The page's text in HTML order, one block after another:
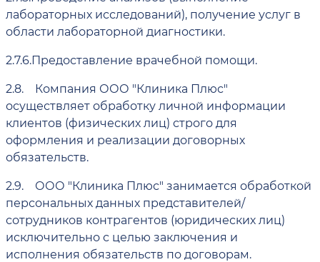
лабораторных исследований), получение услуг в
области лабораторной диагностики.
2.7.6.Предоставление врачебной помощи.
2.8.
Компания ООО "Клиника Плюс"
осуществляет обработку личной информации
клиентов (физических лиц) строго для
оформления и реализации договорных
обязательств.
2.9.
ООО "Клиника Плюс" занимается обработкой
персональных данных представителей/
сотрудников контрагентов (юридических лиц)
исключительно с целью заключения и
исполнения обязательств по договорам.